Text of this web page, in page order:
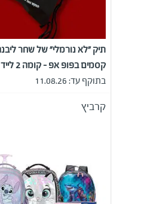
תיק "לא נורמלי" של שחר
קסמים בפופ אפ - קומה 2 לייד נייק
בתוקף עד: 11.08.26
קרביץ